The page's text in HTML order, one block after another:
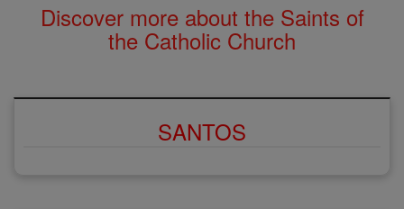
Discover more about the Saints of
the Catholic Church
SANTOS